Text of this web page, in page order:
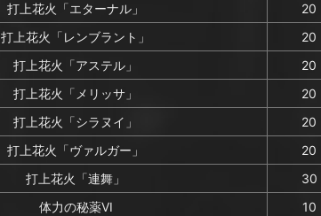
打上花火「エターナル」
20
打上花火「レンブラント」
20
打上花火「アステル」
20
打上花火「メリッサ」
20
打上花火「シラヌイ」
20
打上花火「ヴァルガー」
20
打上花火「連舞」
30
体力の秘薬VI
10